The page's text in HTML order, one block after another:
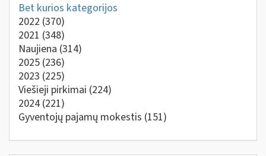
Bet kurios kategorijos
2022 (370)
2021 (348)
Naujiena (314)
2025 (236)
2023 (225)
Viešieji pirkimai (224)
2024 (221)
Gyventojų pajamų mokestis (151)